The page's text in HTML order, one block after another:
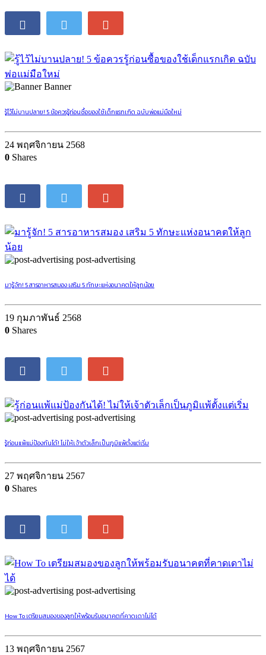
Banner
รู้ไว้ไม่บานปลาย! 5 ข้อควรรู้ก่อนซื้อของใช้เด็กแรกเกิด ฉบับพ่อแม่มือใหม่
24 พฤศจิกายน 2568
0 Shares
post-advertising
มารู้จัก! 5 สารอาหารสมอง เสริม 5 ทักษะแห่งอนาคตให้ลูกน้อย
19 กุมภาพันธ์ 2568
0 Shares
post-advertising
รู้ก่อนแพ้แม่ป้องกันได้! ไม่ให้เจ้าตัวเล็กเป็นภูมิแพ้ตั้งแต่เริ่ม
27 พฤศจิกายน 2567
0 Shares
post-advertising
How To เตรียมสมองของลูกให้พร้อมรับอนาคตที่คาดเดาไม่ได้
13 พฤศจิกายน 2567